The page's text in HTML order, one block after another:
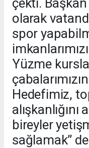
olarak
spor
Yüzme
Hedefimiz,
alışkanlığını
bireyler
sağlamak”